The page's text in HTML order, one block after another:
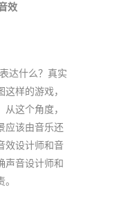
效
达什么？真实
样的游戏，
这个角度，
应该由音乐还
效设计师和音
声音设计师和